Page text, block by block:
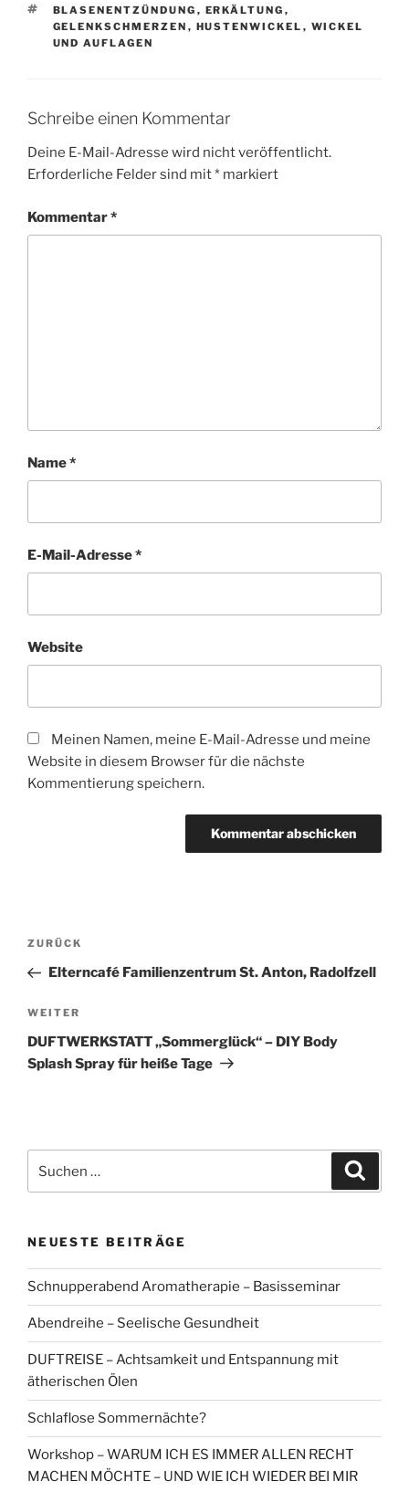
SCHLAGWÖRTER
BLASENENTZÜNDUNG , ERKÄLTUNG ,
GELENKSCHMERZEN , HUSTENWICKEL , WICKEL
UND AUFLAGEN
Schreibe einen Kommentar
Deine E-Mail-Adresse wird nicht veröffentlicht.
Erforderliche Felder sind mit* markiert
Kommentar*
Name*
E-Mail-Adresse*
Website
Meinen Namen, meine E-Mail-Adresse und meine
Website in diesem Browser für die nächste
Kommentierung speichern.
Beitragsnavigation
Vorheriger
Beitrag
ZURÜCK
Elterncafé Familienzentrum St. Anton, Radolfzell
Nächster
Beitrag
WEITER
DUFTWERKSTATT „Sommerglück“ – DIY Body
Splash Spray für heiße Tage
nach:
NEUESTE BEITRÄGE
Schnupperabend Aromatherapie – Basisseminar
Abendreihe – Seelische Gesundheit
DUFTREISE – Achtsamkeit und Entspannung mit
ätherischen Ölen
Schlaflose Sommernächte?
Workshop – WARUM ICH ES IMMER ALLEN RECHT
MACHEN MÖCHTE – UND WIE ICH WIEDER BEI MIR